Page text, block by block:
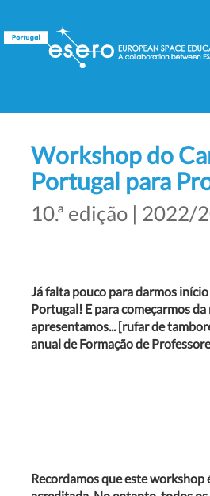
Workshop do
Portugal para
10.ª edição | 2022/
Já falta pouco para darmos início
Portugal! E para começarmos
apresentamos... [rufar de
anual de Formação de
Recordamos que este workshop